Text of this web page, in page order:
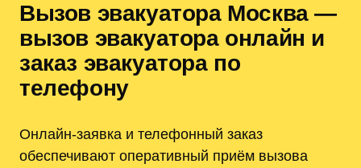
Вызов эвакуатора Москва —
вызов эвакуатора онлайн и
заказ эвакуатора по
телефону
Онлайн-заявка и телефонный заказ
обеспечивают оперативный приём вызова